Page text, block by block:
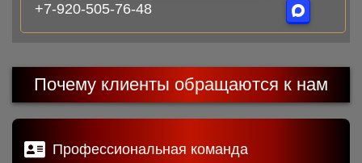
+7-920-505-76-48
Почему клиенты обращаются к нам
Профессиональная команда